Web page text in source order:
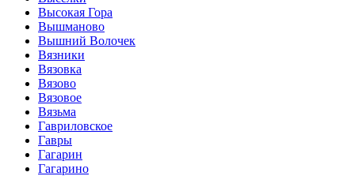
Высокая Гора
Вышманово
Вышний Волочек
Вязники
Вязовка
Вязово
Вязовое
Вязьма
Гавриловское
Гавры
Гагарин
Гагарино